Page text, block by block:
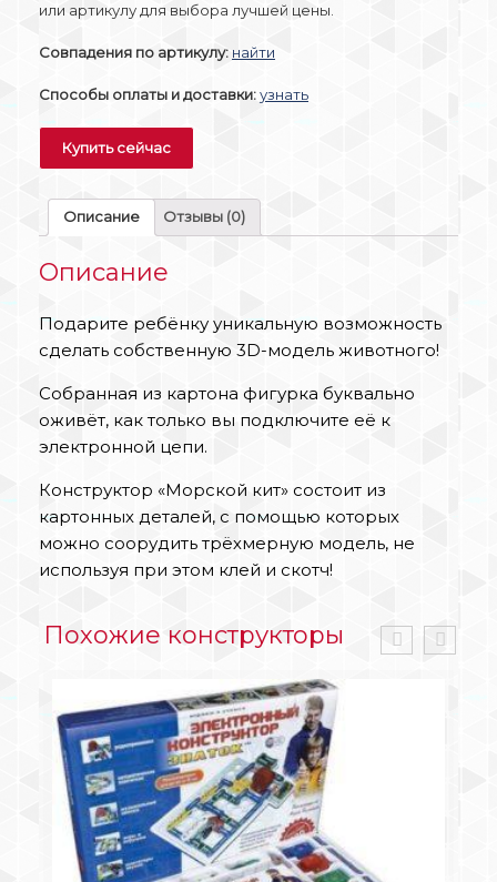
или артикулу для выбора лучшей цены.
Совпадения по артикулу: найти
Способы оплаты и доставки:узнать
Купить сейчас
Описание Отзывы (0)
Описание
Подарите ребёнку уникальную возможность
сделать собственную 3D-модель животного!
Собранная из картона фигурка буквально
оживёт, как только вы подключите её к
электронной цепи.
Конструктор «Морской кит» состоит из
картонных деталей, с помощью которых
можно соорудить трёхмерную модель, не
используя при этом клей и скотч!
Похожие конструкторы